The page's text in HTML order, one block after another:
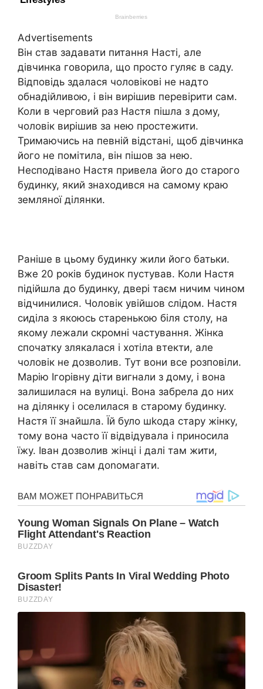
Advertisements
Він став задавати питання Насті, але
дівчинка говорила, що просто гуляє в саду.
Відповідь здалася чоловікові не надто
обнадійливою, і він вирішив перевірити сам.
Коли в черговий раз Настя пішла з дому,
чоловік вирішив за нею простежити.
Тримаючись на певній відстані, щоб дівчинка
його не помітила, він пішов за нею.
Несподівано Настя привела його до старого
будинку, який знаходився на самому краю
земляної ділянки.
Раніше в цьому будинку жили його батьки.
Вже 20 років будинок пустував. Коли Настя
підійшла до будинку, двері таєм ничим чином
відчинилися. Чоловік увійшов слідом. Настя
сиділа з якоюсь старенькою біля столу, на
якому лежали скромні частування. Жінка
спочатку злякалася і хотіла втекти, але
чоловік не дозволив. Тут вони все розповіли.
Марію Ігорівну діти вигнали з дому, і вона
залишилася на вулиці. Вона забрела до них
на ділянку і оселилася в старому будинку.
Настя її знайшла. Їй було шkода стару жінку,
тому вона часто її відвідувала і приносила
їжу. Іван дозволив жінці і далі там жити,
навіть став сам доnомагати.